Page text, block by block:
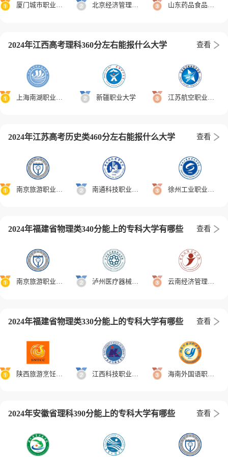
厦门城市职业学院 北京经济管理职业学院 山东药品食品职业学院
2024年江西高考理科360分左右能报什么大学 查看
上海南湖职业技术学院 新疆职业大学 江苏航空职业技术学院
2024年江苏高考历史类460分左右能报什么大学 查看
南京旅游职业学院 南通科技职业学院 徐州工业职业技术学院
2024年福建省物理类340分能上的专科大学有哪些 查看
南京旅游职业学院 泸州医疗器械职业学院 云南经济管理学院
2024年福建省物理类330分能上的专科大学有哪些 查看
陕西旅游烹饪职业学院 江西科技职业学院 海南外国语职业学院
2024年安徽省理科390分能上的专科大学有哪些 查看